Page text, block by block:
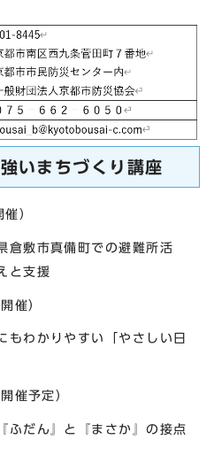
いまちづくり講座
）
敷市真備町での避難所活
と支援
催）
わかりやすい「やさしい日
催予定）
だん』と『まさか』の接点